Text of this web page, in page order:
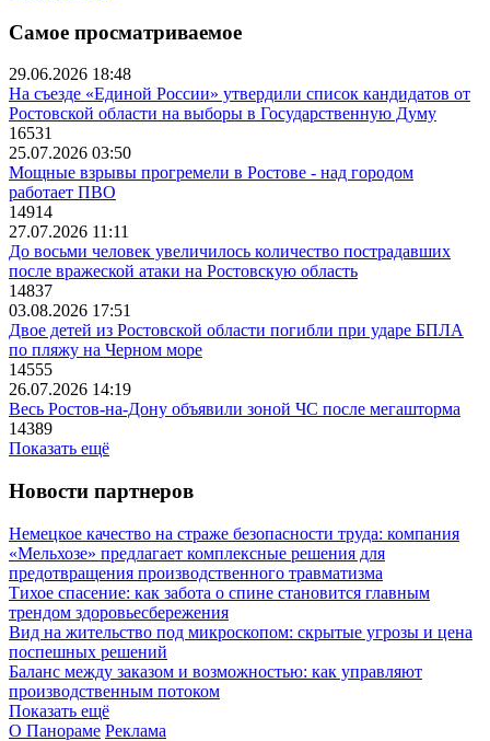
Самое просматриваемое
29.06.2026 18:48
На съезде «Единой России» утвердили список кандидатов от
Ростовской области на выборы в Государственную Думу
16531
25.07.2026 03:50
Мощные взрывы прогремели в Ростове - над городом
работает ПВО
14914
27.07.2026 11:11
До восьми человек увеличилось количество пострадавших
после вражеской атаки на Ростовскую область
14837
03.08.2026 17:51
Двое детей из Ростовской области погибли при ударе БПЛА
по пляжу на Черном море
14555
26.07.2026 14:19
Весь Ростов-на-Дону объявили зоной ЧС после мегашторма
14389
Показать ещё
Новости партнеров
Немецкое качество на страже безопасности труда: компания
«Мельхозе» предлагает комплексные решения для
предотвращения производственного травматизма
Тихое спасение: как забота о спине становится главным
трендом здоровьесбережения
Вид на жительство под микроскопом: скрытые угрозы и цена
поспешных решений
Баланс между заказом и возможностью: как управляют
производственным потоком
Показать ещё
О Панораме Реклама